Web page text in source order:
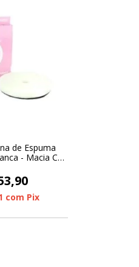
de Espuma
- Macia C/
com Pix